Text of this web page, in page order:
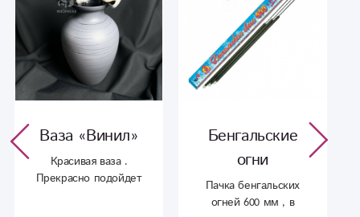
Ваза «Винил»
Красивая ваза .
Прекрасно подойдет
Бенгальские
огни
Пачка бенгальских
огней 600 мм , в